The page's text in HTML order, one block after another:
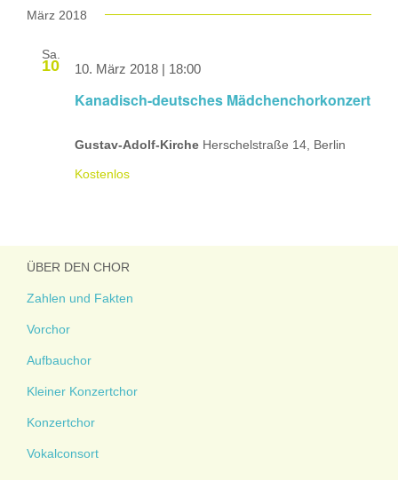
März 2018
Sa.
10
Kanadisch-deutsches Mädchenchorkonzert
10. März 2018 | 18:00
Gustav-Adolf-Kirche Herschelstraße 14, Berlin
Kostenlos
ÜBER DEN CHOR
Zahlen und Fakten
Vorchor
Aufbauchor
Kleiner Konzertchor
Konzertchor
Vokalconsort